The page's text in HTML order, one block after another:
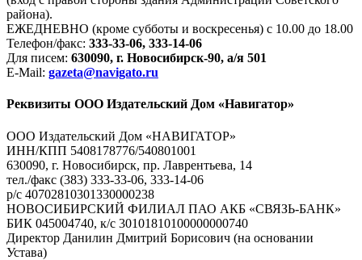
района).
ЕЖЕДНЕВНО (кроме субботы и воскресенья) с 10.00 до 18.00
Телефон/факс: 333-33-06, 333-14-06
Для писем: 630090, г. Новосибирск-90, а/я 501
E-Mail: gazeta@navigato.ru
Реквизиты ООО Издательский Дом «Навигатор»
ООО Издательский Дом «НАВИГАТОР»
ИНН/КПП 5408178776/540801001
630090, г. Новосибирск, пр. Лаврентьева, 14
тел./факс (383) 333-33-06, 333-14-06
р/с 40702810301330000238
НОВОСИБИРСКИЙ ФИЛИАЛ ПАО АКБ «СВЯЗЬ-БАНК»
БИК 045004740, к/с 30101810100000000740
Директор Данилин Дмитрий Борисович (на основании
Устава)